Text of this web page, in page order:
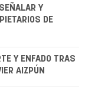
Y
DE
Y ENFADO TRAS
AIZPÚN